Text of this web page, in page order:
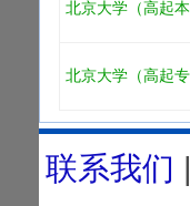
北京大学（高起本
北京大学（高起
联系我们 |